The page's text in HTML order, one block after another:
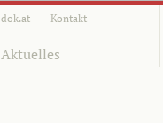
dok.at Kontakt
Aktuelles